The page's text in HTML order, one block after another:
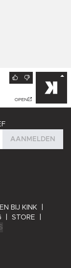
OPEN
AANMELDEN
BIJ KINK
STORE
BYTES